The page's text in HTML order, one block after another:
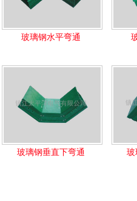
玻璃钢水平弯通
玻璃钢垂直下弯通 玻